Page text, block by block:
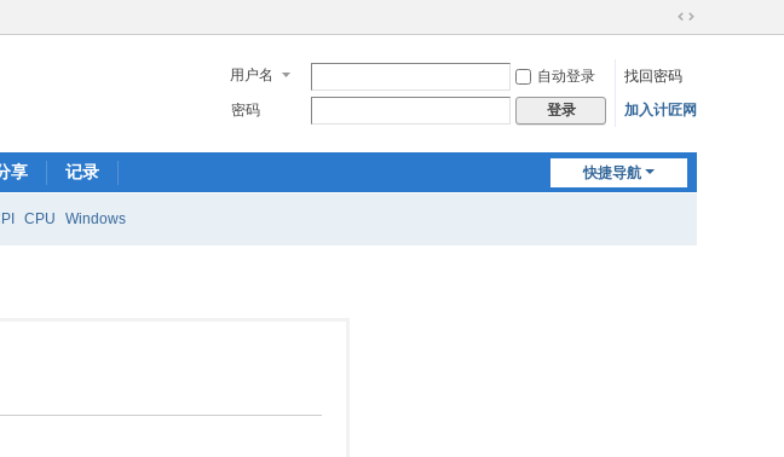
切
到
宽
用户名 自动登录
找回密码
密码
登录 加入计匠网
快捷导航
享 记录
CPU Windows